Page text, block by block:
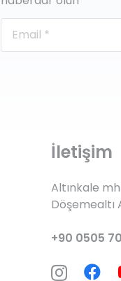
İletişim
Altınkale
Döşemealtı
+90 0505